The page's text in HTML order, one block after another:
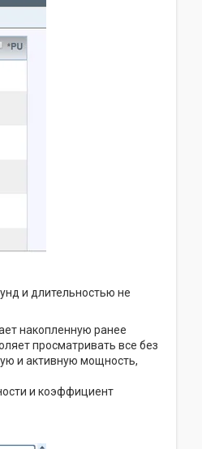
и длительностью не
накопленную ранее
просматривать все без
и активную мощность,
и коэффициент